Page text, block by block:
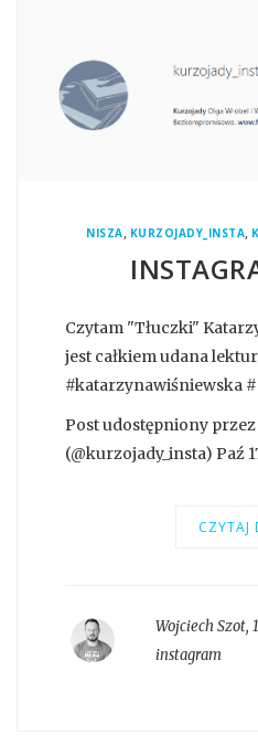
NISZA, KURZOJADY_INSTA,
Czytam "Tłuczki"
jest całkiem udana
#katarzynawiśniewska
Post udostępniony
(@kurzojady_insta) Paź
CZYTAJ
Wojciech Szot,
instagram